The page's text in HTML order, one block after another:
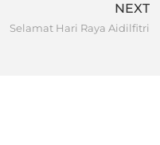
NEXT
Selamat Hari Raya Aidilfitri